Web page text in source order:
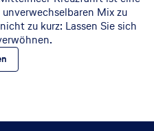
Mix zu
zu kurz: Lassen Sie sich